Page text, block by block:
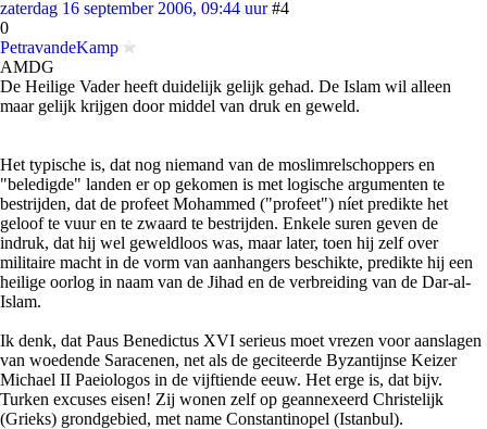
zaterdag 16 september 2006, 09:44 uur #4
0
PetravandeKamp
AMDG
De Heilige Vader heeft duidelijk gelijk gehad. De Islam wil alleen
maar gelijk krijgen door middel van druk en geweld.
Het typische is, dat nog niemand van de moslimrelschoppers en
"beledigde" landen er op gekomen is met logische argumenten te
bestrijden, dat de profeet Mohammed ("profeet") níet predikte het
geloof te vuur en te zwaard te bestrijden. Enkele suren geven de
indruk, dat hij wel geweldloos was, maar later, toen hij zelf over
militaire macht in de vorm van aanhangers beschikte, predikte hij een
heilige oorlog in naam van de Jihad en de verbreiding van de Dar-al-
Islam.
Ik denk, dat Paus Benedictus XVI serieus moet vrezen voor aanslagen
van woedende Saracenen, net als de geciteerde Byzantijnse Keizer
Michael II Paeiologos in de vijftiende eeuw. Het erge is, dat bijv.
Turken excuses eisen! Zij wonen zelf op geannexeerd Christelijk
(Grieks) grondgebied, met name Constantinopel (Istanbul).